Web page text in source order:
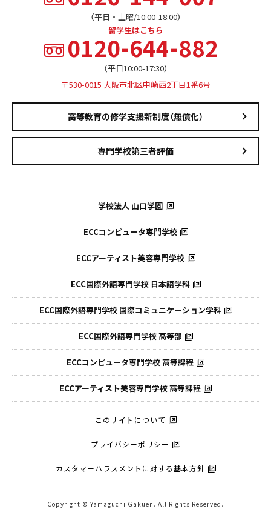
（平日・土曜/10:00-18:00）
留学生はこちら
0120-644-882
（平日10:00-17:30）
〒530-0015 大阪市北区中崎西2丁目1番6号
高等教育の修学支援新制度（無償化）
専門学校第三者評価
学校法人 山口学園
ECCコンピュータ専門学校
ECCアーティスト美容専門学校
ECC国際外語専門学校 日本語学科
ECC国際外語専門学校 国際コミュニケーション学科
ECC国際外語専門学校 高等部
ECCコンピュータ専門学校 高等課程
ECCアーティスト美容専門学校 高等課程
このサイトについて
プライバシーポリシー
カスタマーハラスメントに対する基本方針
Copyright © Yamaguchi Gakuen. All Rights Reserved.